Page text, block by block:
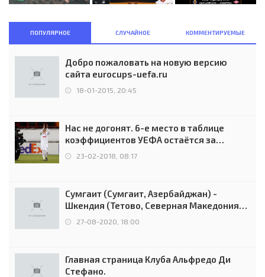
ПОПУЛЯРНОЕ СЛУЧАЙНОЕ КОММЕНТИРУЕМЫЕ
Добро пожаловать на новую версию
сайта eurocups-uefa.ru
18-01-2015, 20:45
Нас не догонят. 6-е место в таблице
коэффициентов УЕФА остаётся за
Россией
23-02-2018, 08:17
Сумгаит (Сумгаит, Азербайджан) -
Шкендия (Тетово, Северная Македония) -
0:2 (0:0)
27-08-2020, 18:00
Главная страница Клуба Альфредо Ди
Стефано.